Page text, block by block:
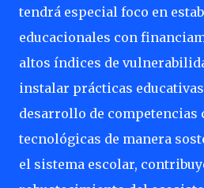
tendrá especial foco en
educacionales con
altos índices de
instalar prácticas
desarrollo de competencias
tecnológicas de manera
el sistema escolar,